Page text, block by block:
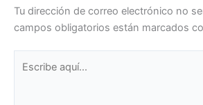
Tu dirección de correo electrónico no
campos obligatorios están marcados